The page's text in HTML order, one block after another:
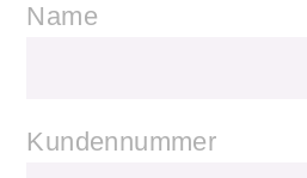
Name
Kundennummer